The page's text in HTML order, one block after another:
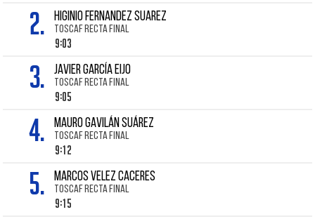
2. HIGINIO FERNANDEZ SUAREZ
TOSCAF RECTA FINAL
9:03
3. JAVIER GARCÍA EIJO
TOSCAF RECTA FINAL
9:05
4. MAURO GAVILÁN SUÁREZ
TOSCAF RECTA FINAL
9:12
5. MARCOS VELEZ CACERES
TOSCAF RECTA FINAL
9:15